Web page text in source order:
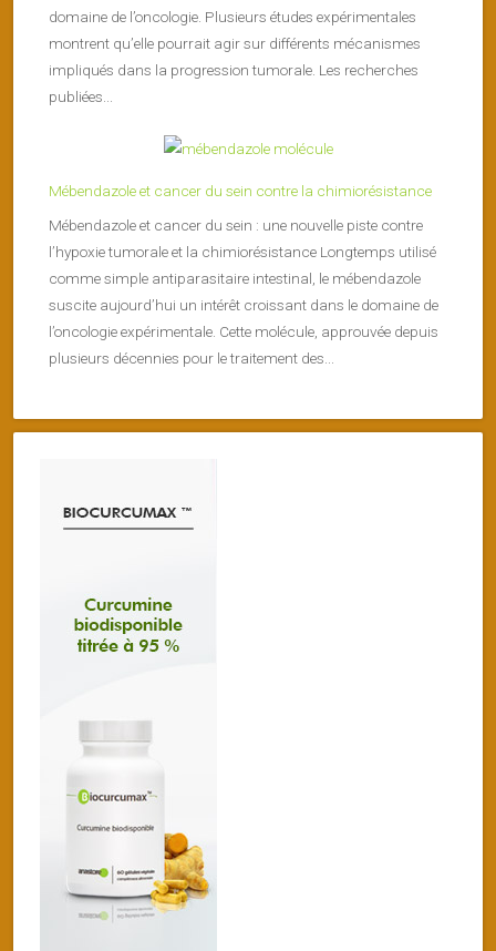
domaine de l’oncologie. Plusieurs études expérimentales
montrent qu’elle pourrait agir sur différents mécanismes
impliqués dans la progression tumorale. Les recherches
publiées...
Mébendazole et cancer du sein contre la chimiorésistance
Mébendazole et cancer du sein : une nouvelle piste contre
l’hypoxie tumorale et la chimiorésistance Longtemps utilisé
comme simple antiparasitaire intestinal, le mébendazole
suscite aujourd’hui un intérêt croissant dans le domaine de
l’oncologie expérimentale. Cette molécule, approuvée depuis
plusieurs décennies pour le traitement des...